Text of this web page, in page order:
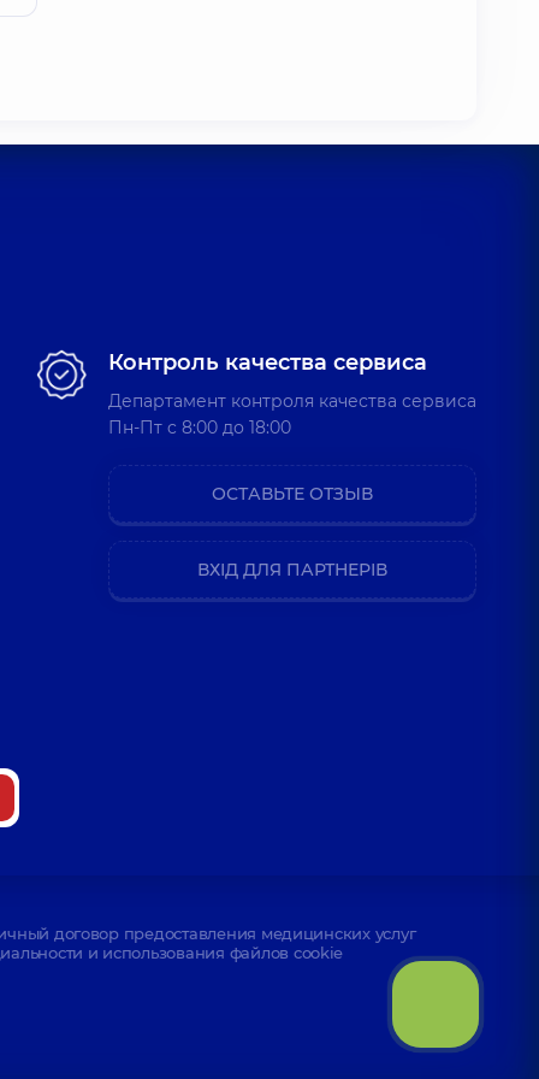
Контроль качества сервиса
Департамент контроля качества сервиса
Пн-Пт c 8:00 до 18:00
ОСТАВЬТЕ ОТЗЫВ
ВХІД ДЛЯ ПАРТНЕРІВ
договор предоставления медицинских услуг
и использования файлов cookie